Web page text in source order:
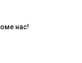
нас!